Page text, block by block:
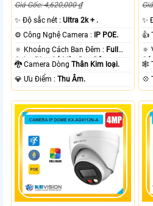
Giá Gốc: 4,620,000 ₫
✨ Độ sắc nét :Ultra 2k + .
⚙ Công Nghệ Camera :
IP POE.
🔅 Khoảng Cách Ban Đêm : Full
Color 50m Có Màu Ban Ðêm.
🐉️ Camera DòngThân Kim loại.
️💎 Ưu Điểm :Thu Âm.
Có